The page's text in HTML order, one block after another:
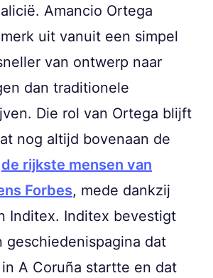
Amancio Ortega
uit vanuit een simpel
van ontwerp naar
dan traditionele
Die rol van Ortega blijft
nog altijd bovenaan de
de rijkste mensen van
Forbes, mede dankzij
Inditex. Inditex bevestigt
geschiedenispagina dat
in A Coruña startte en dat